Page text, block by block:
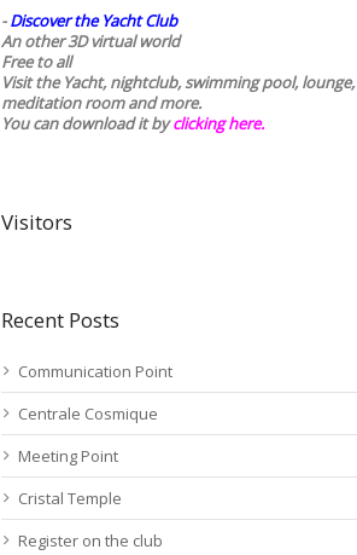
-Discover the Yacht Club
An other 3D virtual world
Free to all
Visit the Yacht, nightclub, swimming pool, lounge,
meditation room and more.
You can download it byclicking here.
Visitors
Recent Posts
Communication Point
Centrale Cosmique
Meeting Point
Cristal Temple
Register on the club